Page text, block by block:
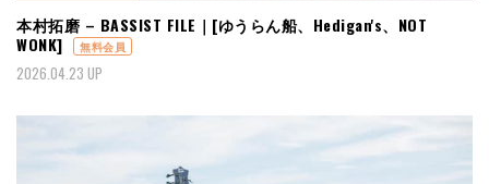
本村拓磨 – BASSIST FILE｜[ゆうらん船、Hedigan's、NOT
WONK]
無料会員
2026.04.23 UP